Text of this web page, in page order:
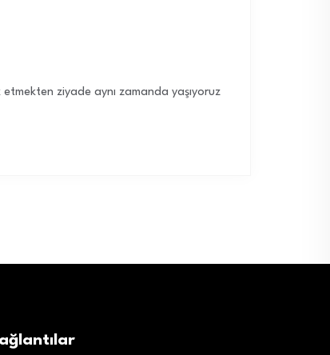
ziyade aynı zamanda yaşıyoruz